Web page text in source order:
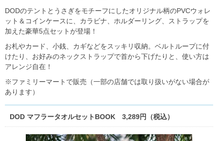
DODのテントとうさぎをモチーフにしたオリジナル柄のPVCウォレ
ット＆コインケースに、カラビナ、ホルダーリング、ストラップを
加えた豪華5点セットが登場！
お札やカード、小銭、カギなどをスッキリ収納。ベルトループに付
けたり、お好みのネックストラップで首から下げたりと、使い方は
アレンジ自在！
※ファミリーマートで販売（一部の店舗では取り扱いがない場合が
あります）
DOD マフラータオルセットBOOK 3,289円（税込）